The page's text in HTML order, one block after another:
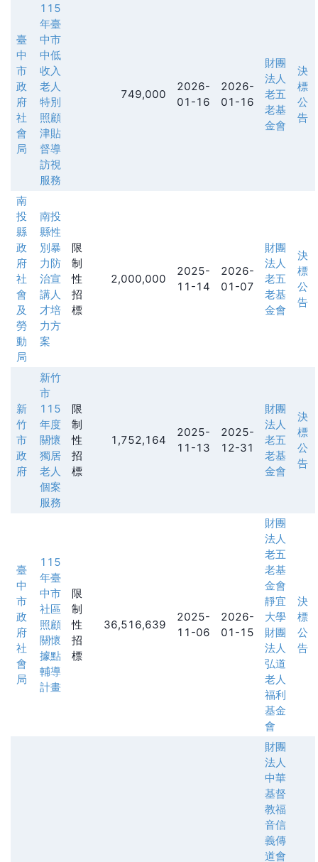
臺
中
市
政
府
社
會
局
115
年臺
中市
中低
收入
老人
特別
照顧
津貼
督導
訪視
服務
749,000
2026-
01-16
2026-
01-16
財團
法人
老五
老基
金會
決
標
公
告
南
投
縣
政
府
社
會
及
勞
動
局
南投
縣性
別暴
力防
治宣
講人
才培
力方
案
限
制
性
招
標
2,000,000
2025-
11-14
2026-
01-07
財團
法人
老五
老基
金會
決
標
公
告
新
竹
市
政
府
新竹
市
115
年度
關懷
獨居
老人
個案
服務
限
制
性
招
標
1,752,164
2025-
11-13
2025-
12-31
財團
法人
老五
老基
金會
決
標
公
告
臺
中
市
政
府
社
會
局
115
年臺
中市
社區
照顧
關懷
據點
輔導
計畫
限
制
性
招
標
36,516,639
2025-
11-06
2026-
01-15
財團
法人
老五
老基
金會
靜宜
大學
財團
法人
弘道
老人
福利
基金
會
決
標
公
告
財團
法人
中華
基督
教福
音信
義傳
道會